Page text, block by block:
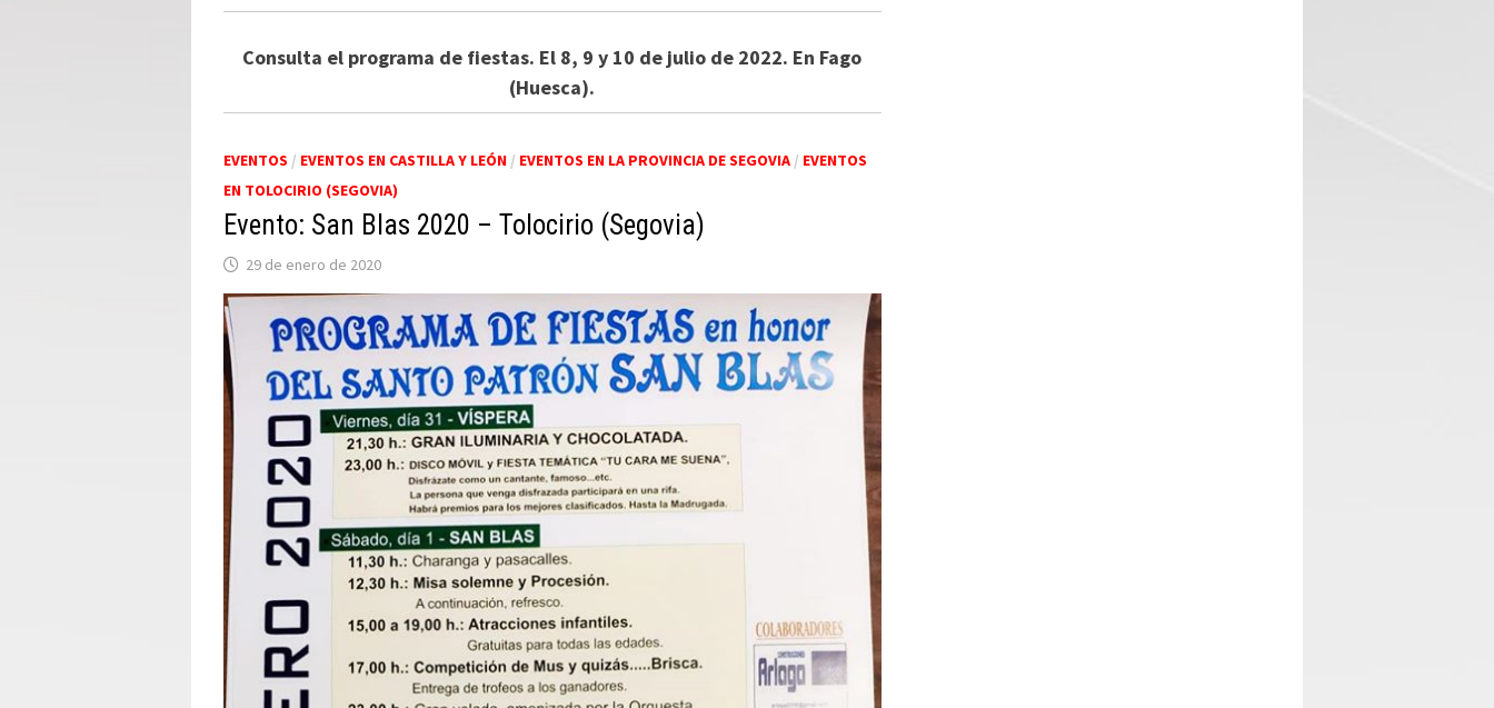
Consulta el programa de fiestas. El 8, 9 y 10 de julio de 2022. En Fago
(Huesca).
EVENTOS / EVENTOS EN CASTILLA Y LEÓN/ EVENTOS EN LA PROVINCIA DE SEGOVIA/ EVENTOS
EN TOLOCIRIO (SEGOVIA)
Evento: San Blas 2020 – Tolocirio (Segovia)
29 de enero de 2020